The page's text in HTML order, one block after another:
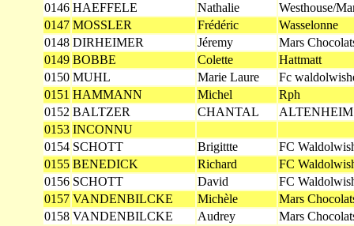
0146 HAEFFELE Nathalie
Westhouse/
0147 MOSSLER Frédéric
Wasselonne
0148 DIRHEIMER Jéremy
Mars
0149 BOBBE Colette
Hattmatt
0150 MUHL Marie Laure
Fc
0151 HAMMANN Michel
Rph
0152 BALTZER CHANTAL
ALTENHEIM
0153 INCONNU
0154 SCHOTT Brigittte
FC
0155 BENEDICK Richard
FC
0156 SCHOTT David
FC
0157 VANDENBILCKE Michèle
Mars
0158 VANDENBILCKE Audrey
Mars